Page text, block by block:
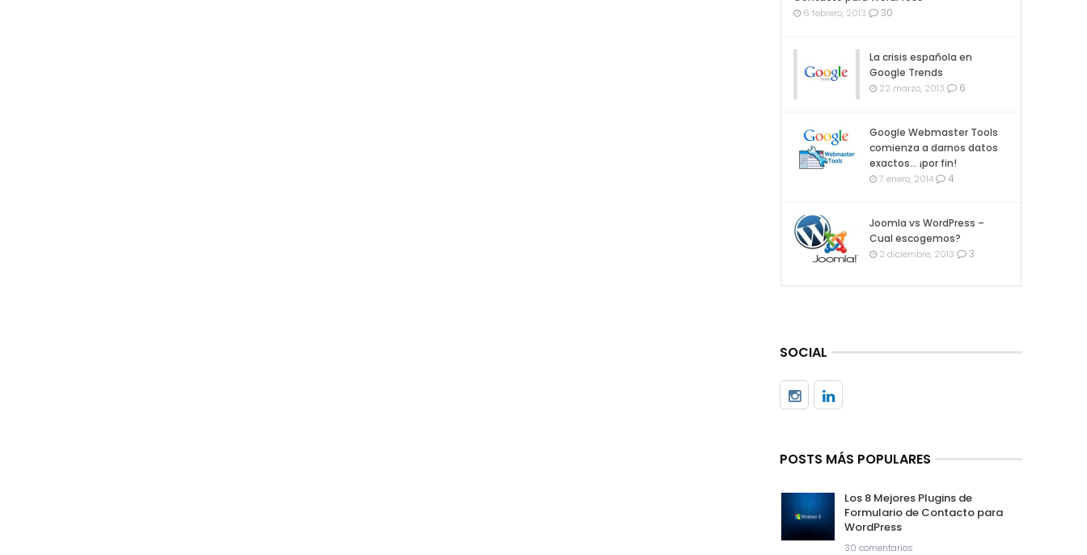
6 febrero, 2013 30
La crisis española en
Google Trends
22 marzo, 2013 6
Google Webmaster Tools
comienza a darnos datos
exactos… ¡por fin!
7 enero, 2014 4
Joomla vs WordPress –
Cual escogemos?
2 diciembre, 2013 3
SOCIAL
POSTS MÁS POPULARES
Los 8 Mejores Plugins de
Formulario de Contacto para
WordPress
30 comentarios